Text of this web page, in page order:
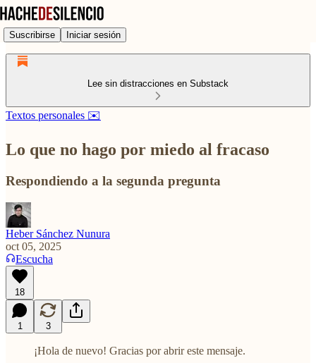
Suscribirse Iniciar sesión
Lee sin distracciones en Substack
Textos personales ✉️
Lo que no hago por miedo al fracaso
Respondiendo a la segunda pregunta
Heber Sánchez Nunura
oct 05, 2025
Escucha
18
1 3
¡Hola de nuevo! Gracias por abrir este mensaje.